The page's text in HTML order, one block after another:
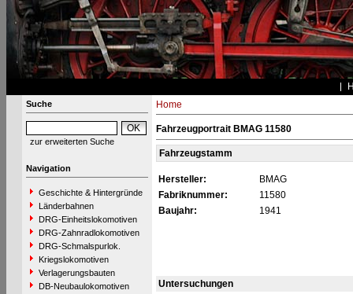
Suche
zur erweiterten Suche
Navigation
Geschichte & Hintergründe
Länderbahnen
DRG-Einheitslokomotiven
DRG-Zahnradlokomotiven
DRG-Schmalspurlok.
Kriegslokomotiven
Verlagerungsbauten
DB-Neubaulokomotiven
Home
Fahrzeugportrait BMAG 11580
Fahrzeugstamm
Hersteller:
BMAG
Fabriknummer:
11580
Baujahr:
1941
Untersuchungen